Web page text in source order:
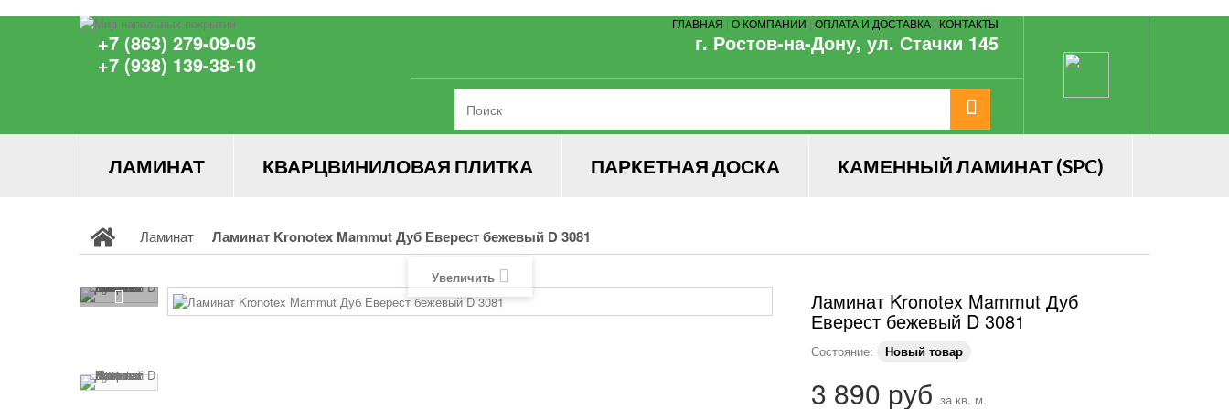
ГЛАВНАЯ | О КОМПАНИИ | ОПЛАТА И ДОСТАВКА | КОНТАКТЫ
+7 (863) 279-09-05
+7 (938) 139-38-10
г. Ростов-на-Дону, ул. Стачки 145
ЛАМИНАТ КВАРЦВИНИЛОВАЯ ПЛИТКА ПАРКЕТНАЯ ДОСКА КАМЕННЫЙ ЛАМИНАТ (SPC)
Ламинат Ламинат Kronotex Mammut Дуб Еверест бежевый D 3081
Увеличить
Ламинат Kronotex Mammut Дуб
Еверест бежевый D 3081
Состояние: Новый товар
3 890 руб за кв. м.